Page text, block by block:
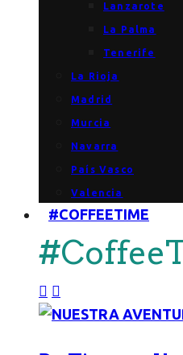
Lanzarote
La Palma
Tenerife
La Rioja
Madrid
Murcia
Navarra
País Vasco
Valencia
#COFFEETIME